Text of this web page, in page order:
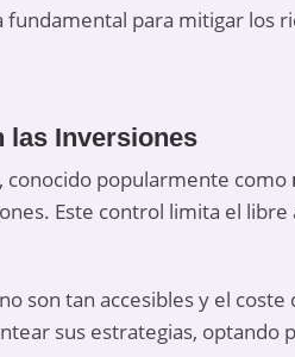
para mitigar los
las Inversiones
conocido popularmente como
Este control limita el libre
son tan accesibles y el
sus estrategias,